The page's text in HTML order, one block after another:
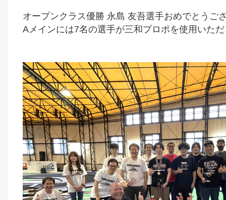
オープンクラス優勝 永島 友吾選手おめでとうご
Aメインには7名の選手が三和プロポを使用いた